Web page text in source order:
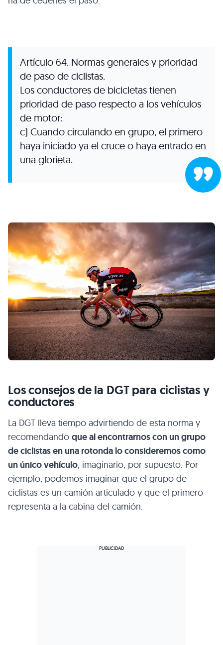
Artículo 64. Normas generales y prioridad
de paso de ciclistas.
Los conductores de bicicletas tienen
prioridad de paso respecto a los vehículos
de motor:
c) Cuando circulando en grupo, el primero
haya iniciado ya el cruce o haya entrado en
una glorieta.
Los consejos de la DGT para ciclistas y
conductores
La DGT lleva tiempo advirtiendo de esta norma y
recomendando que al encontrarnos con un grupo
de ciclistas en una rotonda lo consideremos como
un único vehículo, imaginario, por supuesto. Por
ejemplo, podemos imaginar que el grupo de
ciclistas es un camión articulado y que el primero
representa a la cabina del camión.